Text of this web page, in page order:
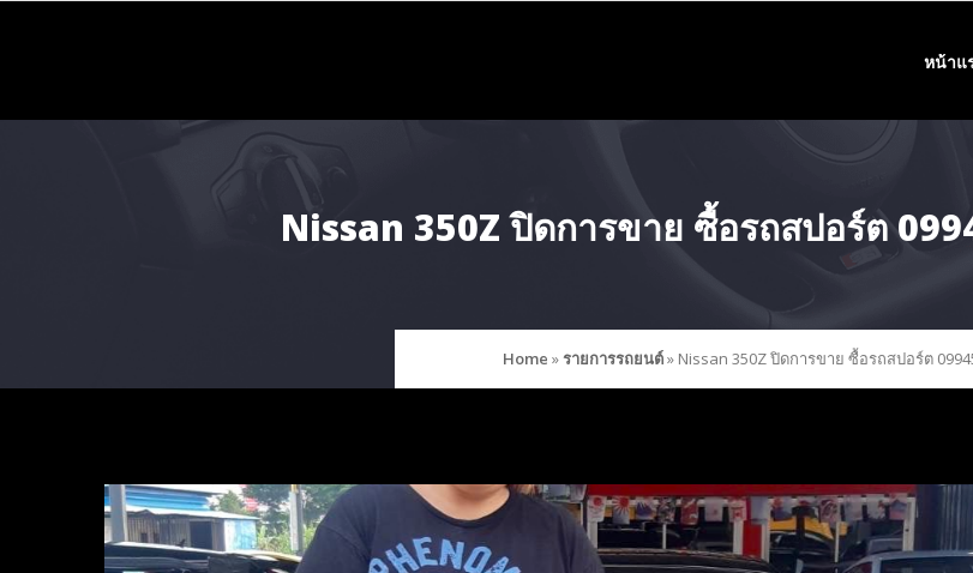
หน้าแ
Nissan 350Z ปิดการขาย ซื้อรถสปอร์ต
Home »รายการรถยนต์» Nissan 350Z ปิดการขาย ซื้อรถสปอร์ต